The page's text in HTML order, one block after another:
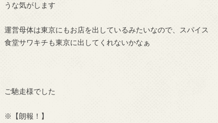
うな気がします
運営母体は東京にもお店を出しているみたいなので、スパイス
食堂サワキチも東京に出してくれないかなぁ
ご馳走様でした
※【朗報！】